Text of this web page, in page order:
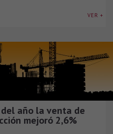
VER +
año la venta de
mejoró 2,6%